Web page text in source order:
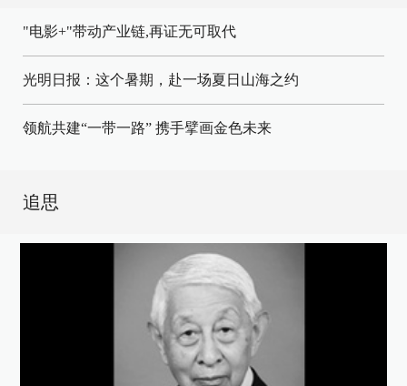
"电影+"带动产业链,再证无可取代
光明日报：这个暑期，赴一场夏日山海之约
领航共建“一带一路” 携手擘画金色未来
追思